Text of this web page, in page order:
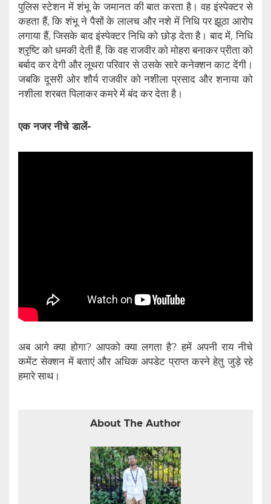
पुलिस स्टेशन में शंभू के जमानत की बात करता है। वह इंस्पेक्टर से
कहता हैं, कि शंभू ने पैसों के लालच और नशे में निधि पर झूठा आरोप
लगाया हैं, जिसके बाद इंस्पेक्टर निधि को छोड़ देता है। बाद में, निधि
श्रृष्टि को धमकी देती हैं, कि वह राजवीर को मोहरा बनाकर प्रीता को
बर्बाद कर देगी और लूथरा परिवार से उसके सारे कनेक्शन काट देंगी।
जबकि दूसरी ओर शौर्य राजवीर को नशीला प्रसाद और शनाया को
नशीला शरबत पिलाकर कमरे में बंद कर देता है।
एक नजर नीचे डालें-
अब आगे क्या होगा? आपको क्या लगता है? हमें अपनी राय नीचे
कमेंट सेक्शन में बताएं और अधिक अपडेट प्राप्त करने हेतु जुड़े रहे
हमारे साथ।
About The Author